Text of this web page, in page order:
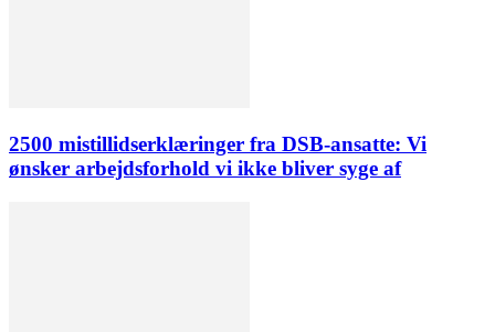
2500 mistillidserklæringer fra DSB-ansatte: Vi
ønsker arbejdsforhold vi ikke bliver syge af